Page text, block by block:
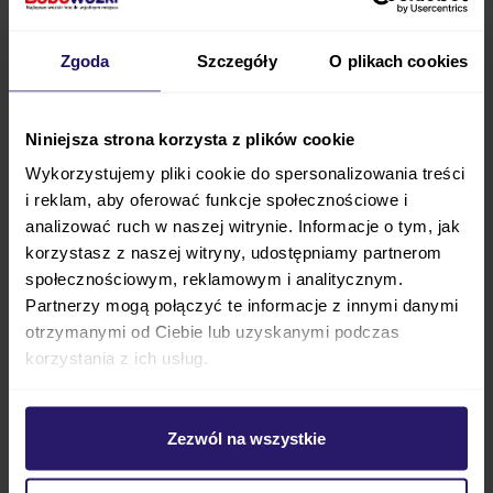
Zgoda Szczegóły O plikach cookies
Niniejsza strona korzysta z plików cookie
Wykorzystujemy pliki cookie do spersonalizowania treści
i reklam, aby oferować funkcje społecznościowe i
analizować ruch w naszej witrynie. Informacje o tym, jak
korzystasz z naszej witryny, udostępniamy partnerom
społecznościowym, reklamowym i analitycznym.
Partnerzy mogą połączyć te informacje z innymi danymi
otrzymanymi od Ciebie lub uzyskanymi podczas
korzystania z ich usług.
Zezwól na wszystkie
Maxi CosiPebble 360 Pro 2
fotelik samochodowy
łatwości użytkowania przez rodziców. Dzięki
umożliwiając łatwe wkładanie i wyjmowanie dziecka,
co znaczącoułatwia codzienne podróże.
Zintegrowana baza Isofix zapewnia szybki i stabilny
montaż, dając pewność, że fotelik jest prawidłowo
zamocowany. Fotelik charakteryzuje się wysoką
jakością materiałów, które dbają o komfort i
bezpieczeństwo malucha, a regulowana wkładka dla
noworodków zapewnia optymalne dopasowanie.
ochrony bocznej i wentylacja, pomagają
utrzymać odpowiednią temperaturę w foteliku,
dbając o malucha w każdych warunkach. Maxi Cosi